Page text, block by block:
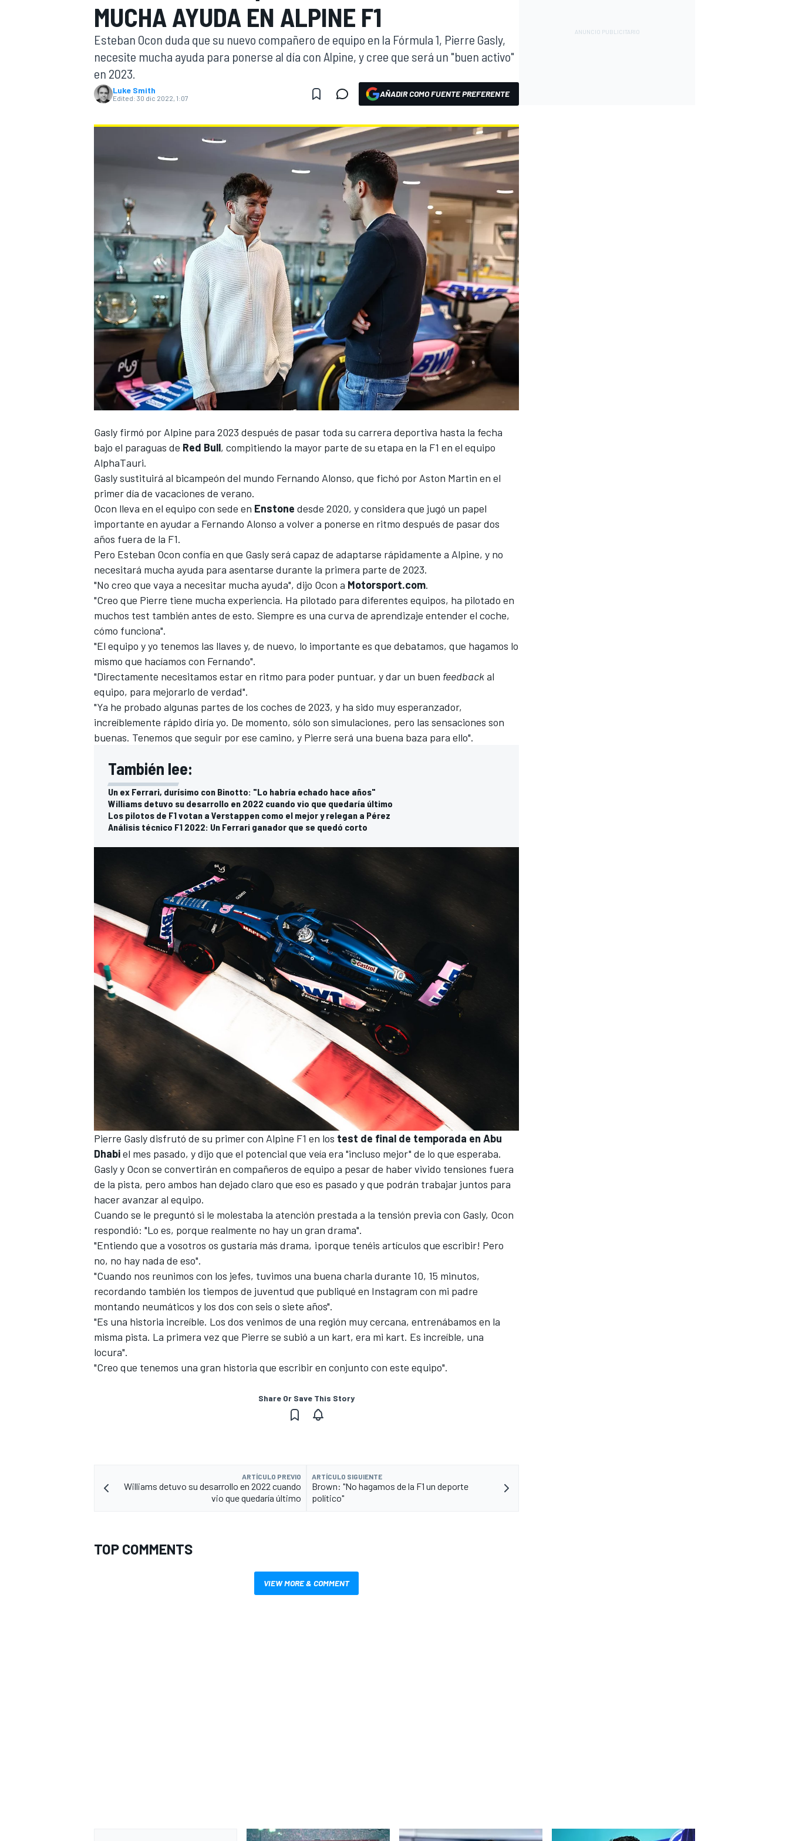
FÓRMULA E MOTO
NASCARINDYCARSPORTSCARRALLYTURISMO
MÁS
MUCHA AYUDA EN ALPINE F1
Esteban Ocon duda que su nuevo compañero de equipo en la Fórmula 1, Pierre Gasly,
necesite mucha ayuda para ponerse al día con Alpine, y cree que será un "buen activo"
en 2023.
Luke Smith
Edited: 30 dic 2022, 1:07 AÑADIR COMO FUENTE PREFERENTE
Gasly firmó por Alpine para 2023 después de pasar toda su carrera deportiva hasta la fecha
bajo el paraguas de Red Bull, compitiendo la mayor parte de su etapa en la F1 en el equipo
AlphaTauri.
Gasly sustituirá al bicampeón del mundo Fernando Alonso, que fichó por Aston Martin en el
primer día de vacaciones de verano.
Ocon lleva en el equipo con sede en Enstone desde 2020, y considera que jugó un papel
importante en ayudar a Fernando Alonso a volver a ponerse en ritmo después de pasar dos
años fuera de la F1.
Pero Esteban Ocon confía en que Gasly será capaz de adaptarse rápidamente a Alpine, y no
necesitará mucha ayuda para asentarse durante la primera parte de 2023.
"No creo que vaya a necesitar mucha ayuda", dijo Ocon a Motorsport.com.
"Creo que Pierre tiene mucha experiencia. Ha pilotado para diferentes equipos, ha pilotado en
muchos test también antes de esto. Siempre es una curva de aprendizaje entender el coche,
cómo funciona".
"El equipo y yo tenemos las llaves y, de nuevo, lo importante es que debatamos, que hagamos lo
mismo que hacíamos con Fernando".
"Directamente necesitamos estar en ritmo para poder puntuar, y dar un buen feedbackal
equipo, para mejorarlo de verdad".
"Ya he probado algunas partes de los coches de 2023, y ha sido muy esperanzador,
increíblemente rápido diría yo. De momento, sólo son simulaciones, pero las sensaciones son
buenas. Tenemos que seguir por ese camino, y Pierre será una buena baza para ello".
También lee:
Un ex Ferrari, durísimo con Binotto: "Lo habría echado hace años"
Williams detuvo su desarrollo en 2022 cuando vio que quedaría último
Los pilotos de F1 votan a Verstappen como el mejor y relegan a Pérez
Análisis técnico F1 2022: Un Ferrari ganador que se quedó corto
Pierre Gasly disfrutó de su primer con Alpine F1 en los test de final de temporada en Abu
Dhabiel mes pasado, y dijo que el potencial que veía era "incluso mejor" de lo que esperaba.
Gasly y Ocon se convertirán en compañeros de equipo a pesar de haber vivido tensiones fuera
de la pista, pero ambos han dejado claro que eso es pasado y que podrán trabajar juntos para
hacer avanzar al equipo.
Cuando se le preguntó si le molestaba la atención prestada a la tensión previa con Gasly, Ocon
respondió: "Lo es, porque realmente no hay un gran drama".
"Entiendo que a vosotros os gustaría más drama, ¡porque tenéis artículos que escribir! Pero
no, no hay nada de eso".
"Cuando nos reunimos con los jefes, tuvimos una buena charla durante 10, 15 minutos,
recordando también los tiempos de juventud que publiqué en Instagram con mi padre
montando neumáticos y los dos con seis o siete años".
"Es una historia increíble. Los dos venimos de una región muy cercana, entrenábamos en la
misma pista. La primera vez que Pierre se subió a un kart, era mi kart. Es increíble, una
locura".
"Creo que tenemos una gran historia que escribir en conjunto con este equipo".
Share Or Save This Story
ARTÍCULO PREVIO
Williams detuvo su desarrollo en 2022 cuando
vio que quedaría último
ARTÍCULO SIGUIENTE
Brown: "No hagamos de la F1 un deporte
político"
TOP COMMENTS
VIEW MORE & COMMENT